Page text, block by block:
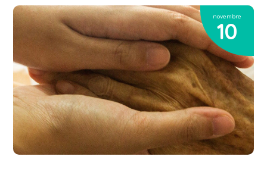
novembre
10